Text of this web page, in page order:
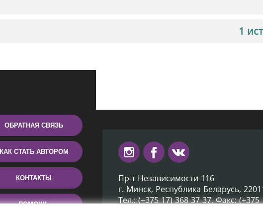
1
ОБРАТНАЯ СВЯЗЬ
КАК СТАТЬ АВТОРОМ
КОНТАКТЫ
ПОМОЩЬ
Пр-т Независимости 116
г. Минск, Республика Беларусь,
Тел.: (+375 17) 368 37 37, Факс: (+375